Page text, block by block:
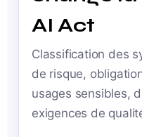
AI Act
Classification des
de risque,
usages sensibles,
exigences de